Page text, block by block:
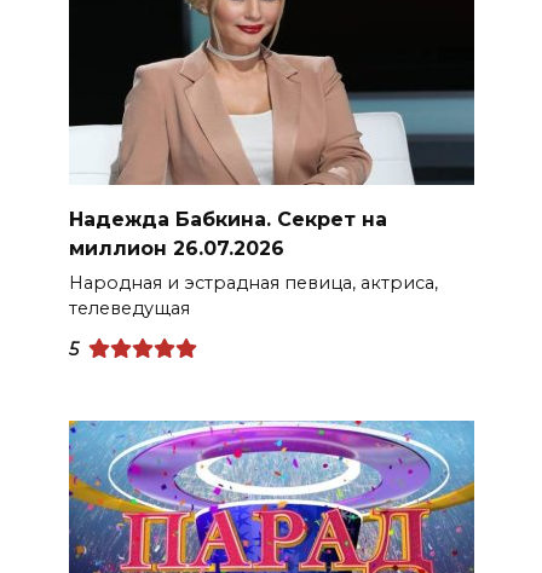
Надежда Бабкина. Секрет на
миллион 26.07.2026
Народная и эстрадная певица, актриса,
телеведущая
5